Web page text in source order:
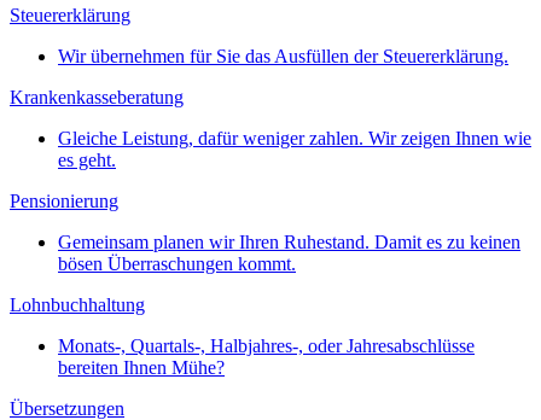
Steuererklärung
Wir übernehmen für Sie das Ausfüllen der Steuererklärung.
Krankenkasseberatung
Gleiche Leistung, dafür weniger zahlen. Wir zeigen Ihnen wie
es geht.
Pensionierung
Gemeinsam planen wir Ihren Ruhestand. Damit es zu keinen
bösen Überraschungen kommt.
Lohnbuchhaltung
Monats-, Quartals-, Halbjahres-, oder Jahresabschlüsse
bereiten Ihnen Mühe?
Übersetzungen